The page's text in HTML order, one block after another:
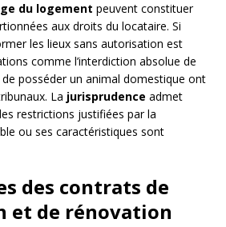
du logement peuvent constituer
aux droits du locataire. Si
les lieux sans autorisation est
comme l’interdiction absolue de
posséder un animal domestique ont
La jurisprudence admet
restrictions justifiées par la
ou ses caractéristiques sont
des contrats de
et de rénovation